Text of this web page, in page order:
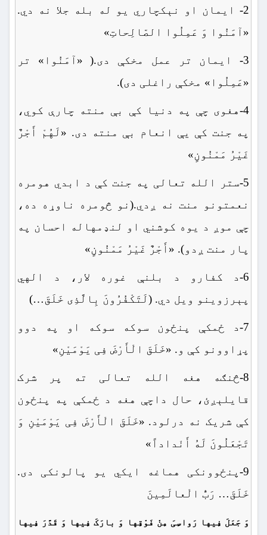
2- ایمان او نېکچاري یو له بله جلا نه دي.
«آمَنُوا وَ عَمِلُوا الصّالِحاتِ»
3- ایمان تر عمل مخکې دی.( «آمَنُوا» تر
«عَمِلُوا» مخکې راغلی دی).
4-هغوی چې په دنیا کې بې منته چارې کوي،
په جنت کې یې انعام بې منته دی. «لَهُمْ أَجْرٌ
غَیْرُ مَمْنُونٍ»
5-ستر الله تعالی په جنت کې د ابدي هومره
نعمتونو منت نه ږدي.(نو څومره ناوړه ده،
چې موږ د یوه کوشني او لنډمهاله احسان په
پار منت ږدو). «أَجْرٌ غَیْرُ مَمْنُونٍ»
6-د کفارو د بلنې غوره لار، د الهي
پېرزوینو ویل دي. (لَتَکْفُرُونَ بِالَّذِی خَلَقَ…)
7-د ځمکې پنځون سوکه سوکه او په دوو
پړاوونو کې و. «خَلَقَ الْأَرْضَ فِی یَوْمَیْنِ»
8-څنګه هغه الله تعالی ته پر شرک
قایلېږئ، حال داچې هغه د ځمکې په پنځون
کې شریک نه درلود. «خَلَقَ الْأَرْضَ فِی یَوْمَیْنِ وَ
تَجْعَلُونَ لَهُ أَنْداداً»
9-پنځوونکی هماغه ایکي یو پالونکی دی.
خَلَقَ… رَبُّ الْعالَمِینَ
وَ جَعَلَ فِیها رَواسِیَ مِنْ فَوْقِها وَ بارَکَ فِیها وَ قَدَّرَ فِیها